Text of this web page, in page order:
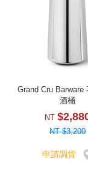
Grand Cru Barware
酒桶
NT
NT $3,200
申請調貨